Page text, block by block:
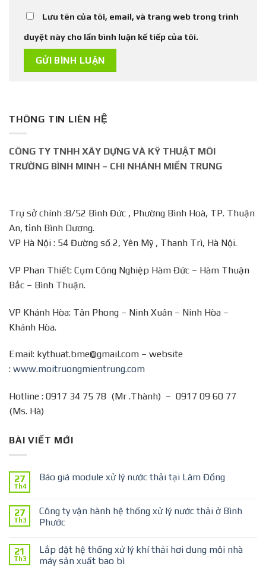
Lưu tên của tôi, email, và trang web trong trình
duyệt này cho lần bình luận kế tiếp của tôi.
THÔNG TIN LIÊN HỆ
CÔNG TY TNHH XÂY DỰNG VÀ KỸ THUẬT MÔI
TRƯỜNG BÌNH MINH – CHI NHÁNH MIỀN TRUNG
Trụ sở chính :8/52 Bình Đức , Phường Bình Hoà, TP. Thuận
An, tỉnh Bình Dương.
VP Hà Nội : 54 Đường số 2, Yên Mỹ , Thanh Trì, Hà Nội.
VP Phan Thiết: Cụm Công Nghiệp Hàm Đức – Hàm Thuận
Bắc – Bình Thuận.
VP Khánh Hòa: Tân Phong – Ninh Xuân – Ninh Hòa –
Khánh Hòa.
Email: kythuat.bme@gmail.com – website
: www.moitruongmientrung.com
Hotline : 0917 34 75 78 (Mr .Thành) – 0917 09 60 77
(Ms. Hà)
BÀI VIẾT MỚI
27
Th4
Báo giá module xử lý nước thải tại Lâm Đồng
27
Th3
Công ty vận hành hệ thống xử lý nước thải ở Bình
Phước
21
Th3
Lắp đặt hệ thống xử lý khí thải hơi dung môi nhà
máy sản xuất bao bì